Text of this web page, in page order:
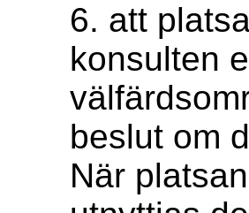
6. att
konsulten
beslut om
När